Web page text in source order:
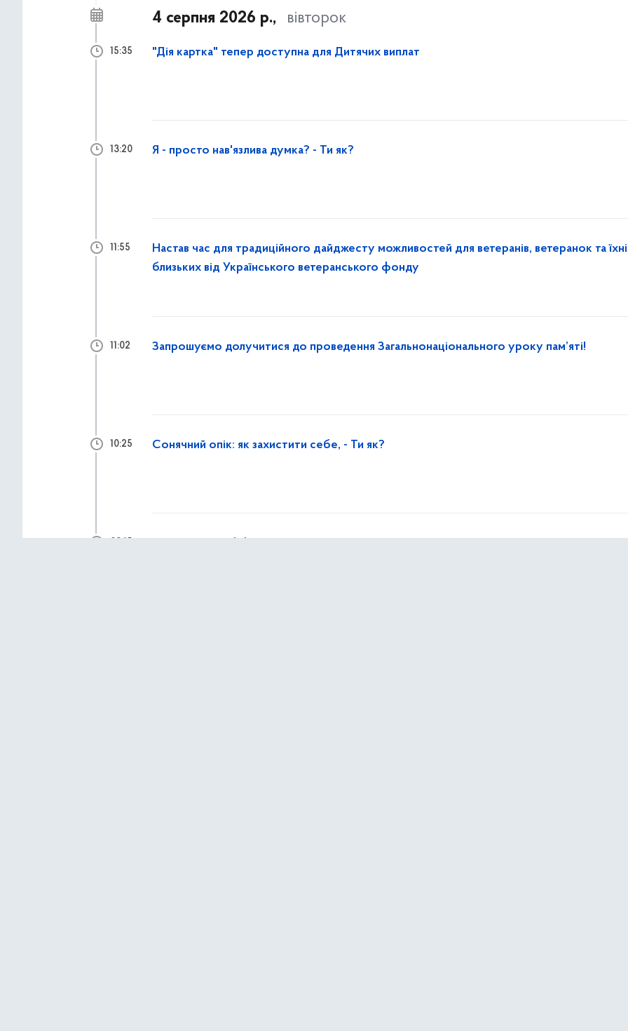
4 серпня 2026 р., вівторок
"Дія картка" тепер доступна для Дитячих виплат
15:35
Я - просто нав'язлива думка? - Ти як?
13:20
Настав час для традиційного дайджесту можливостей для ветеранів, ветеранок та
близьких від Українського ветеранського фонду
11:55
Запрошуємо долучитися до проведення Загальнонаціонального уроку пам’яті!
11:02
Сонячний опік: як захистити себе, - Ти як?
10:25